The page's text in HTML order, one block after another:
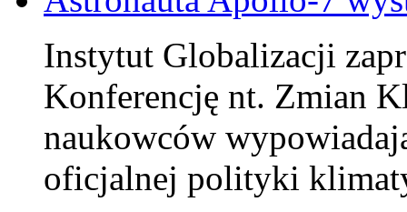
Instytut Globalizacji
Konferencję nt. Zmian
naukowców
oficjalnej polityki